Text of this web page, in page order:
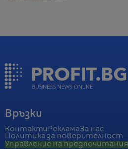
Връзки
Контакти РекламаЗа нас
Политика за поверителност
Управление на предпочитания